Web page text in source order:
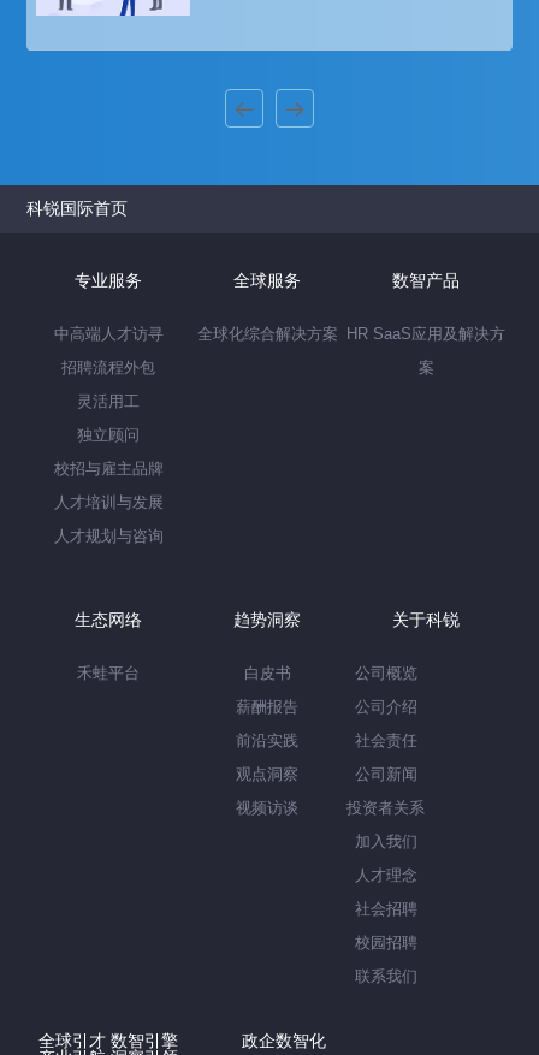
的工作热情和归属感，还能为企业创造更
务策略，帮助企业有效提升员工敬业度。
科锐国际首页
专业服务
中高端人才访寻
招聘流程外包
灵活用工
独立顾问
校招与雇主品牌
人才培训与发展
人才规划与咨询
全球服务
全球化综合解决方案
数智产品
HR SaaS应用及解决方
案
生态网络
禾蛙平台
趋势洞察
白皮书
薪酬报告
前沿实践
观点洞察
视频访谈
关于科锐
公司概览
公司介绍
社会责任
公司新闻
投资者关系
加入我们
人才理念
社会招聘
校园招聘
联系我们
全球引才 数智引擎
政企数智化